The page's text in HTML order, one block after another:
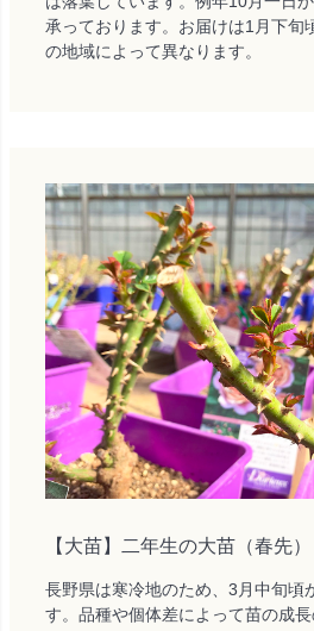
承っております。お届けは1月下旬
の地域によって異なります。
【大苗】二年生の大苗（春先）
長野県は寒冷地のため、3月中旬頃
す。品種や個体差によって苗の成